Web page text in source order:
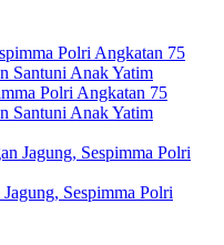
Polri Angkatan 75
Santuni Anak Yatim
Sespimma Polri